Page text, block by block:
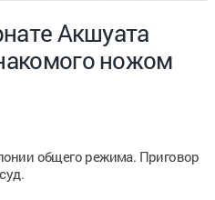
Акшуата
ножом
общего режима. Приговор